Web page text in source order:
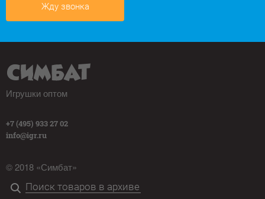
Жду звонка
Игрушки оптом
+7 (495) 933 27 02
info@igr.ru
© 2018 «Симбат»